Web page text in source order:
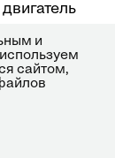
то
при этом
его в
и
сайтом,